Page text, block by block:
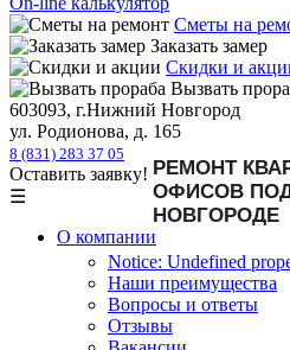
Сметы на
Заказать замер
Скидки и
Вызвать
603093, г.Нижний Новгород
ул. Родионова, д. 165
8 (831) 283 37 05
Оставить заявку!
☰
О компании
Notice: Undefined
Наши преимущества
Вопросы и ответы
Отзывы
РЕМОНТ
ОФИСОВ
НОВГОРОДЕ